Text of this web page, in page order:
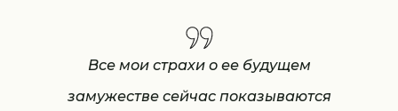
Все мои страхи о ее будущем
замужестве сейчас показываются